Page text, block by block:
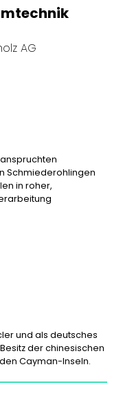
AG
Schmiederohlingen
in roher,
und als deutsches
der chinesischen
Cayman-Inseln.